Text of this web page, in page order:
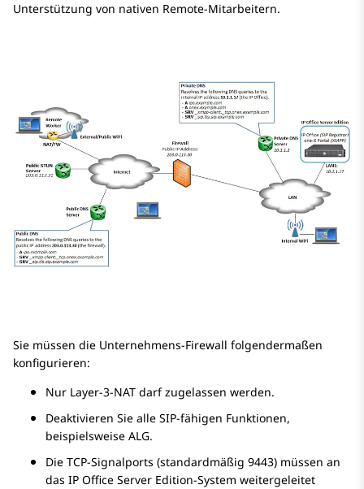
Unterstützung von nativen Remote-Mitarbeitern.
Sie müssen die Unternehmens-Firewall folgendermaßen
konfigurieren:
Nur Layer-3-NAT darf zugelassen werden.
Deaktivieren Sie alle SIP-fähigen Funktionen,
beispielsweise ALG.
Die TCP-Signalports (standardmäßig 9443) müssen an
das IP Office Server Edition-System weitergeleitet